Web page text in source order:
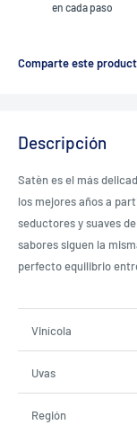
en cada paso
Comparte este
Descripción
Satèn es el más
los mejores años a
seductores y suaves
sabores siguen la
perfecto equilibrio
Vinícola
Uvas
Región